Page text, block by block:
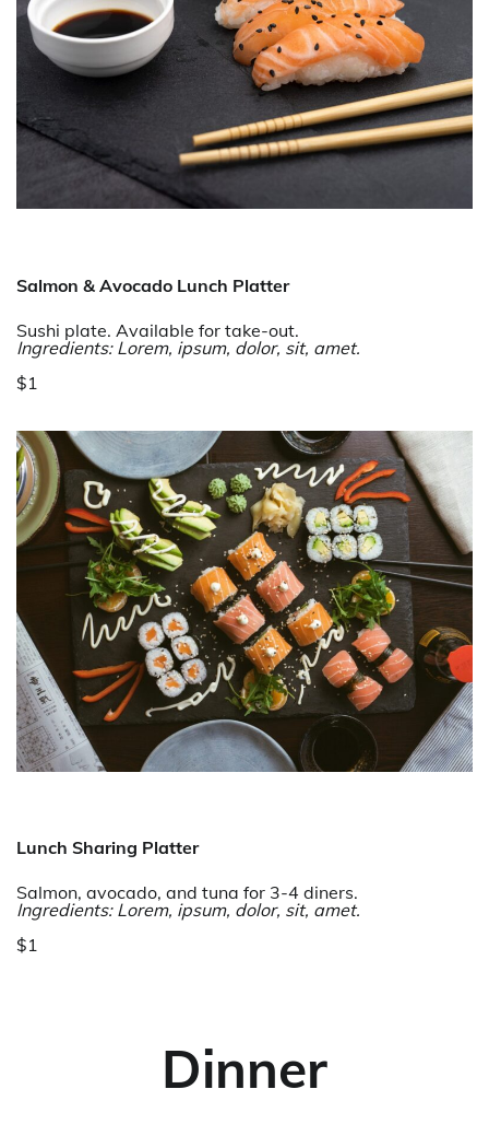
Salmon & Avocado Lunch Platter
Sushi plate. Available for take-out.
Ingredients: Lorem, ipsum, dolor, sit, amet.
$1
Lunch Sharing Platter
Salmon, avocado, and tuna for 3-4 diners.
Ingredients: Lorem, ipsum, dolor, sit, amet.
$1
Dinner